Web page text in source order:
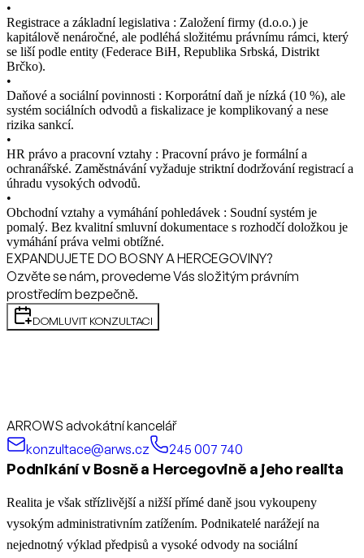
•
Registrace a základní legislativa : Založení firmy (d.o.o.) je
kapitálově nenáročné, ale podléhá složitému právnímu rámci, který
se liší podle entity (Federace BiH, Republika Srbská, Distrikt
Brčko).
•
Daňové a sociální povinnosti : Korporátní daň je nízká (10 %), ale
systém sociálních odvodů a fiskalizace je komplikovaný a nese
rizika sankcí.
•
HR právo a pracovní vztahy : Pracovní právo je formální a
ochranářské. Zaměstnávání vyžaduje striktní dodržování registrací a
úhradu vysokých odvodů.
•
Obchodní vztahy a vymáhání pohledávek : Soudní systém je
pomalý. Bez kvalitní smluvní dokumentace s rozhodčí doložkou je
vymáhání práva velmi obtížné.
EXPANDUJETE DO BOSNY A HERCEGOVINY?
Ozvěte se nám, provedeme Vás složitým právním
prostředím bezpečně.
DOMLUVIT KONZULTACI
ARROWS advokátní kancelář
konzultace@arws.cz
245 007 740
Podnikání v Bosně a Hercegovině a jeho realita
Realita je však střízlivější a nižší přímé daně jsou vykoupeny
vysokým administrativním zatížením. Podnikatelé narážejí na
nejednotný výklad předpisů a vysoké odvody na sociální